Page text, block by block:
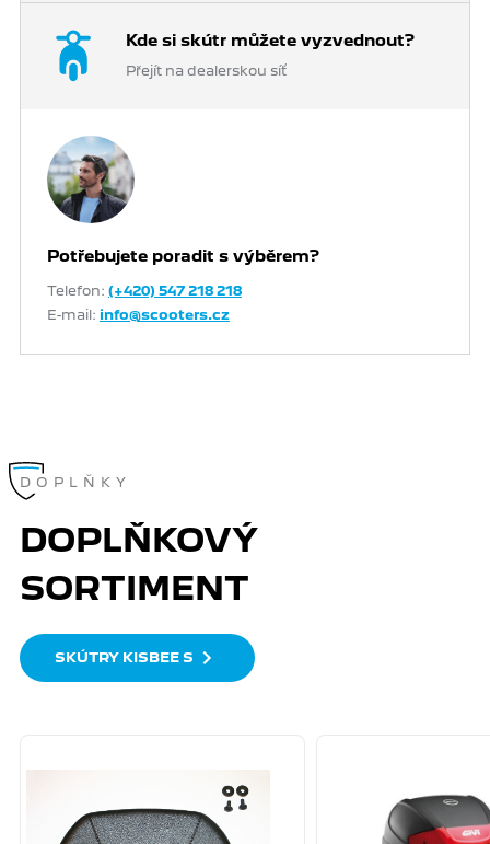
Kde si skútr můžete vyzvednout?
Přejít na dealerskou síť
Potřebujete poradit s výběrem?
Telefon: (+420) 547 218 218
E-mail: info@scooters.cz
DOPLŇKY
DOPLŇKOVÝ
SORTIMENT
SKÚTRY KISBEE S